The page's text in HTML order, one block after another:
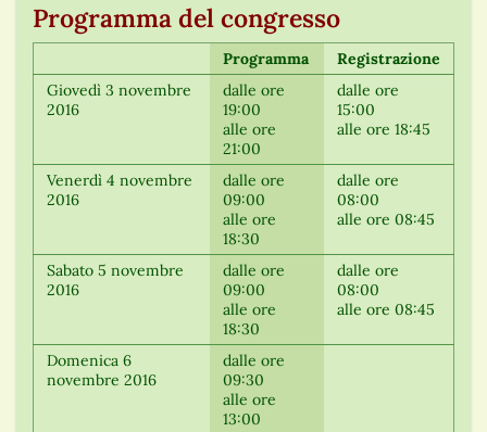
Programma del congresso
Programma
Registrazione
Giovedì 3 novembre
2016
dalle ore
19:00
alle ore
21:00
dalle ore
15:00
alle ore 18:45
Venerdì 4 novembre
2016
dalle ore
09:00
alle ore
18:30
dalle ore
08:00
alle ore 08:45
Sabato 5 novembre
2016
dalle ore
09:00
alle ore
18:30
dalle ore
08:00
alle ore 08:45
Domenica 6
novembre 2016
dalle ore
09:30
alle ore
13:00